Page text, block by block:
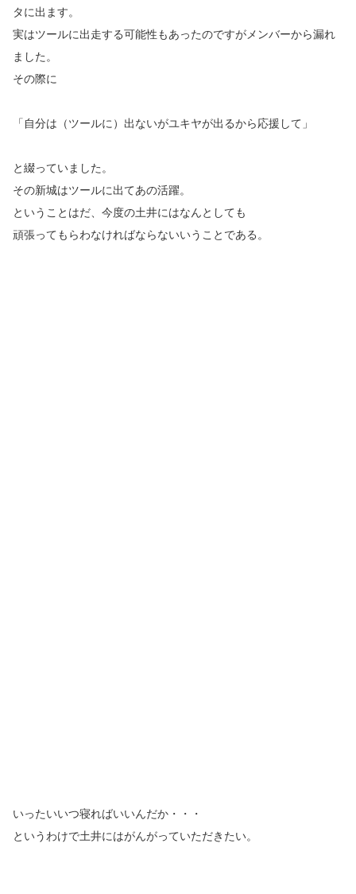
タに出ます。
実はツールに出走する可能性もあったのですがメンバーから漏れ
ました。
その際に
「自分は（ツールに）出ないがユキヤが出るから応援して」
と綴っていました。
その新城はツールに出てあの活躍。
ということはだ、今度の土井にはなんとしても
頑張ってもらわなければならないいうことである。
いったいいつ寝ればいいんだか・・・
というわけで土井にはがんがっていただきたい。